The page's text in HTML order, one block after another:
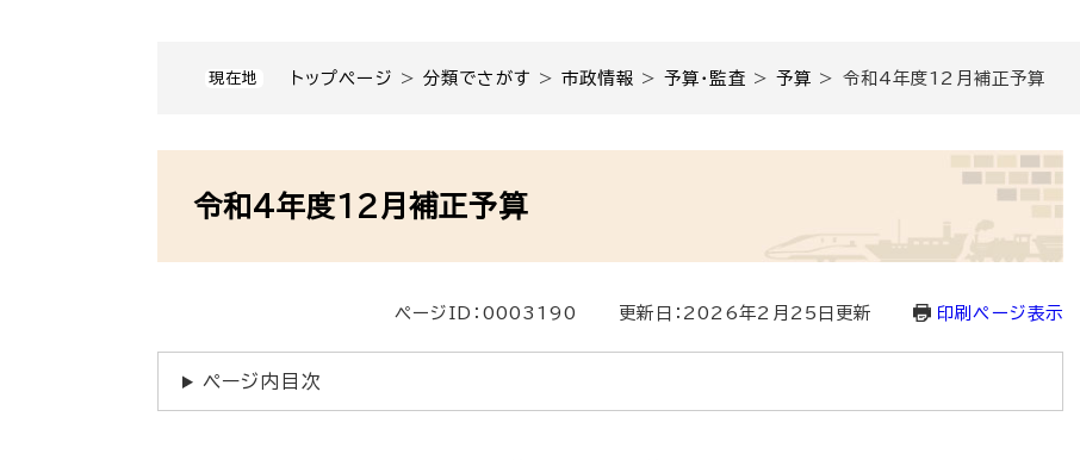
現在地 トップページ >分類でさがす >市政情報 >予算・監査 >予算 > 令和4年度12月補正予算
令和4年度12月補正予算
ページID：0003190 更新日：2026年2月25日更新 印刷ページ表示
ページ内目次